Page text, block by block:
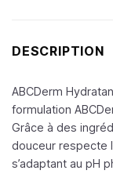
DESCRIPTION
ABCDerm
formulation
Grâce à des
douceur respecte
s’adaptant au pH